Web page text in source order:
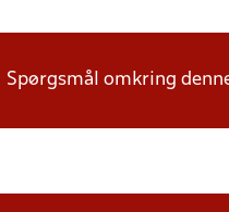
Spørgsmål omkring